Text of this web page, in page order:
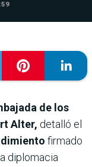
de los
Alter, detalló el
firmado
diplomacia